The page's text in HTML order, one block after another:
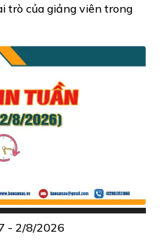
trò của giảng viên trong
- 2/8/2026